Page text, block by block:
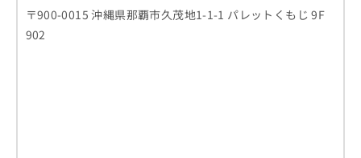
〒900-0015 沖縄県那覇市久茂地1-1-1 パレットくもじ 9F
902